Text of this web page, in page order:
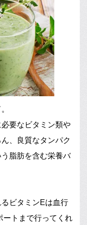
要なビタミン類や
、良質なタンパク
脂肪を含む栄養バ
ビタミンEは血行
ートまで行ってくれ